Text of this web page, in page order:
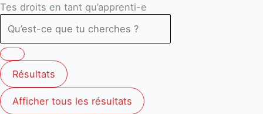
Tes droits en tant qu’apprenti-e
Résultats
Afficher tous les résultats